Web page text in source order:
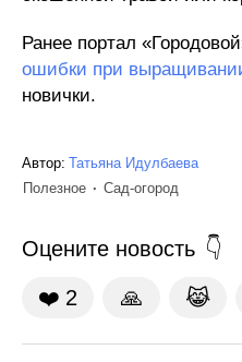
Ранее портал
ошибки при
новички.
Автор: Татьяна Идулбаева
Полезное
Сад-огород
Оцените новость
❤️ 2 🙏 😹